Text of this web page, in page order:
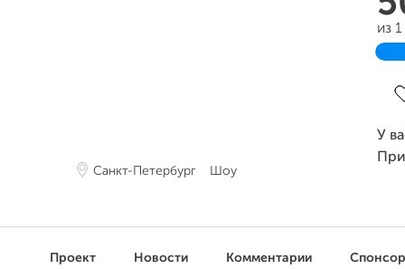
Санкт-Петербург Шоу
из
У
Проект Новости Комментарии